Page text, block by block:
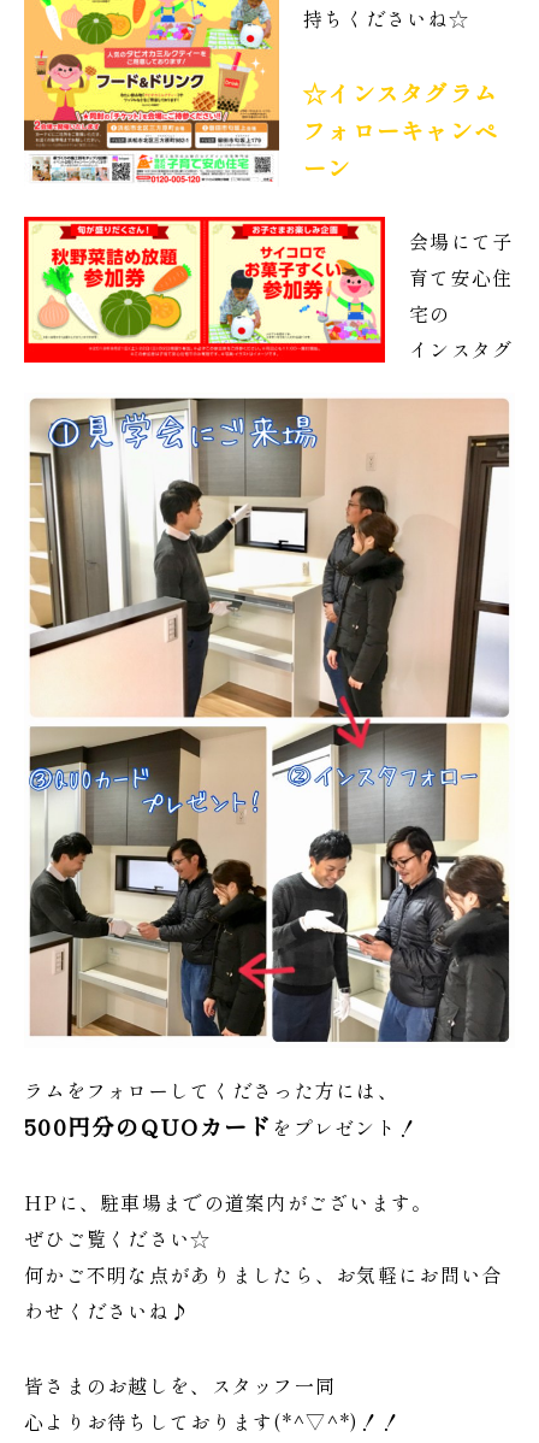
持ちくださいね☆
☆インスタグラム
フォローキャンペ
ーン
会場にて子
育て安心住
宅の
インスタグ
ラムをフォローしてくださった方には、
500円分のQUOカード をプレゼント！
HPに、駐車場までの道案内がございます。
ぜひご覧ください☆
何かご不明な点がありましたら、お気軽にお問い合
わせくださいね♪
皆さまのお越しを、スタッフ一同
心よりお待ちしております(*^▽^*)！！